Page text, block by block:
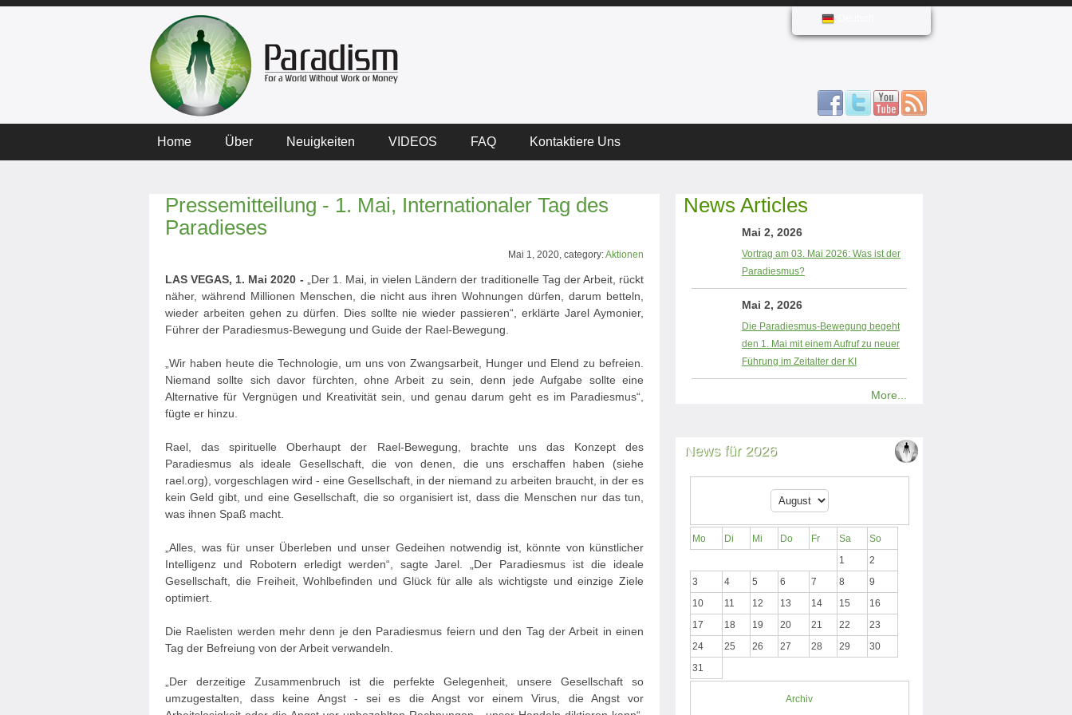
Home Über Neuigkeiten VIDEOS FAQ Kontaktiere Uns
Pressemitteilung - 1. Mai, Internationaler Tag des
Paradieses
Mai 1, 2020, category:Aktionen
LAS VEGAS, 1. Mai 2020 -
„Der 1. Mai, in vielen Ländern der traditionelle Tag der Arbeit, rückt
näher, während Millionen Menschen, die nicht aus ihren Wohnungen dürfen, darum betteln,
wieder arbeiten gehen zu dürfen. Dies sollte nie wieder passieren“, erklärte Jarel Aymonier,
Führer der Paradiesmus-Bewegung und Guide der Rael-Bewegung.
„Wir haben heute die Technologie, um uns von Zwangsarbeit, Hunger und Elend zu befreien.
Niemand sollte sich davor fürchten, ohne Arbeit zu sein, denn jede Aufgabe sollte eine
Alternative für Vergnügen und Kreativität sein, und genau darum geht es im Paradiesmus“,
fügte er hinzu.
Rael, das spirituelle Oberhaupt der Rael-Bewegung, brachte uns das Konzept des
Paradiesmus als ideale Gesellschaft, die von denen, die uns erschaffen haben (siehe
rael.org), vorgeschlagen wird - eine Gesellschaft, in der niemand zu arbeiten braucht, in der es
kein Geld gibt, und eine Gesellschaft, die so organisiert ist, dass die Menschen nur das tun,
was ihnen Spaß macht.
„Alles, was für unser Überleben und unser Gedeihen notwendig ist, könnte von künstlicher
Intelligenz und Robotern erledigt werden“, sagte Jarel. „Der Paradiesmus ist die ideale
Gesellschaft, die Freiheit, Wohlbefinden und Glück für alle als wichtigste und einzige Ziele
optimiert.
Die Raelisten werden mehr denn je den Paradiesmus feiern und den Tag der Arbeit in einen
Tag der Befreiung von der Arbeit verwandeln.
„Der derzeitige Zusammenbruch ist die perfekte Gelegenheit, unsere Gesellschaft so
umzugestalten, dass keine Angst - sei es die Angst vor einem Virus, die Angst vor
News Articles
Mai 2, 2026
Vortrag am 03. Mai 2026: Was ist der
Paradiesmus?
Mai 2, 2026
Die Paradiesmus-Bewegung begeht
den 1. Mai mit einem Aufruf zu neuer
Führung im Zeitalter der KI
More...
News für 2026
Mo Di Mi Do Fr Sa
So
1
2
3
4 5 6 7 8
9
10
11 12 13 14 15
16
17
18 19 20 21 22
23
24
25 26 27 28 29
30
31
Archiv